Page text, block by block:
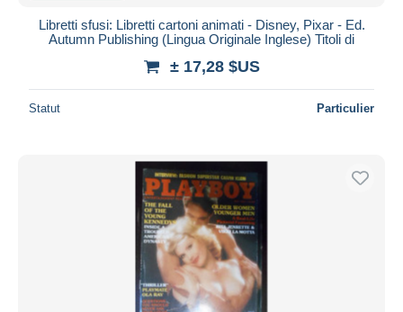
Libretti sfusi: Libretti cartoni animati - Disney, Pixar - Ed.
Autumn Publishing (Lingua Originale Inglese) Titoli di
± 17,28 $US
Statut Particulier